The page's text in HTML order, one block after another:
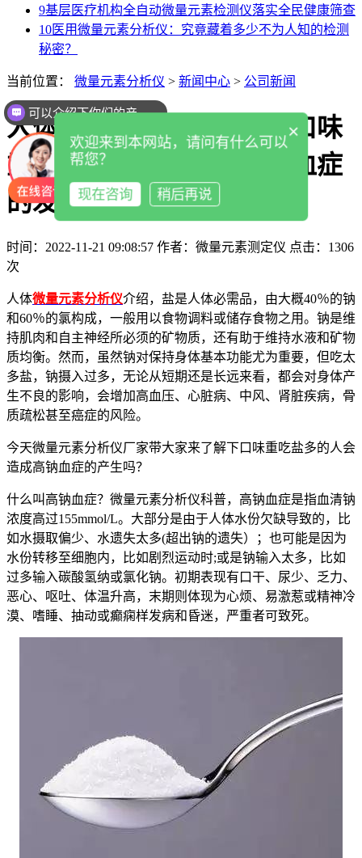
9基层医疗机构全自动微量元素检测仪落实全民健康筛查
10医用微量元素分析仪：究竟藏着多少不为人知的检测
秘密？
当前位置： 微量元素分析仪 > 新闻中心 > 公司新闻
人体微量元素分析仪解读口味
重吃盐多的人会导致高钠血症
的发生吗
时间：2022-11-21 09:08:57 作者：微量元素测定仪 点击： 1306
次
人体微量元素分析仪介绍，盐是人体必需品，由大概40％的钠
和60％的氯构成，一般用以食物调料或储存食物之用。钠是维
持肌肉和自主神经所必须的矿物质，还有助于维持水液和矿物
质均衡。然而，虽然钠对保持身体基本功能尤为重要，但吃太
多盐，钠摄入过多，无论从短期还是长远来看，都会对身体产
生不良的影响，会增加高血压、心脏病、中风、肾脏疾病，骨
质疏松甚至癌症的风险。
今天微量元素分析仪厂家带大家来了解下口味重吃盐多的人会
造成高钠血症的产生吗？
什么叫高钠血症？微量元素分析仪科普，高钠血症是指血清钠
浓度高过155mmol/L。大部分是由于人体水份欠缺导致的，比
如水摄取偏少、水遗失太多(超出钠的遗失）；也可能是因为
水份转移至细胞内，比如剧烈运动时;或是钠输入太多，比如
过多输入碳酸氢纳或氯化钠。初期表现有口干、尿少、乏力、
恶心、呕吐、体温升高，末期则体现为心烦、易激惹或精神冷
漠、嗜睡、抽动或癫痫样发病和昏迷，严重者可致死。
可以介绍下你们的产品么
×
欢迎来到本网站，请问有什么可以
帮您？
现在咨询 稍后再说